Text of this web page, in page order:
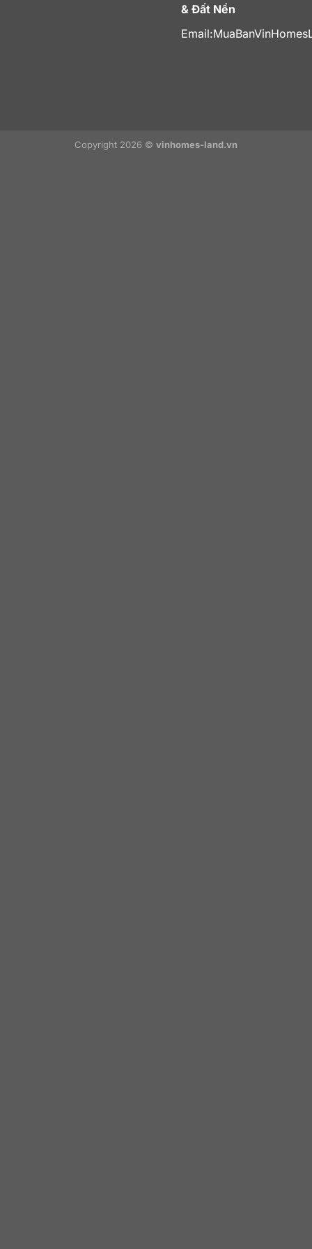
& Đất Nền
Email:
Copyright 2026 © vinhomes-land.vn